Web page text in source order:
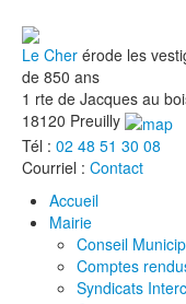
Le Cher érode les
de 850 ans
1 rte de Jacques au
18120 Preuilly
Tél : 02 48 51 30 08
Courriel : Contact
Accueil
Mairie
Conseil
Comptes
Syndicats